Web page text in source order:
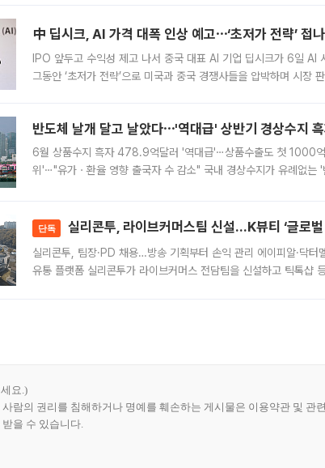
中 딥시크, AI 가격 대폭 인상 예고⋯‘초저가 전략’ 접나
IPO 앞두고 수익성 제고 나서 중국 대표 AI 기업 딥시크가 6일 AI
그동안 ‘초저가 전략’으로 미국과 중국 경쟁사들을 압박하며 시장
반도체 날개 달고 날았다⋯'역대급' 상반기 경상수지
6월 상품수지 흑자 478.9억달러 '역대급'⋯상품수출도 첫 1000
위'⋯"유가ㆍ환율 영향 출국자 수 감소" 국내 경상수지가 유례없는
단독 실리콘투, 라이브커머스팀 신설…K뷰티 ‘글로벌
실리콘투, 팀장·PD 채용…방송 기획부터 손익 관리 에이피알·닥터
유통 플랫폼 실리콘투가 라이브커머스 전담팀을 신설하고 틱톡샵